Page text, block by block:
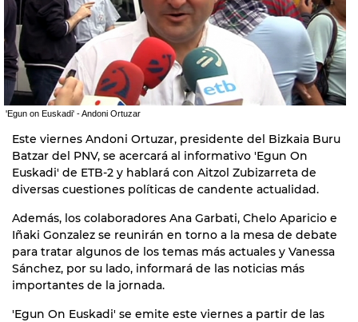
'Egun on Euskadi' - Andoni Ortuzar
Este viernes Andoni Ortuzar, presidente del Bizkaia Buru
Batzar del PNV, se acercará al informativo 'Egun On
Euskadi' de ETB-2 y hablará con Aitzol Zubizarreta de
diversas cuestiones políticas de candente actualidad.
Además, los colaboradores Ana Garbati, Chelo Aparicio e
Iñaki Gonzalez se reunirán en torno a la mesa de debate
para tratar algunos de los temas más actuales y Vanessa
Sánchez, por su lado, informará de las noticias más
importantes de la jornada.
'Egun On Euskadi' se emite este viernes a partir de las